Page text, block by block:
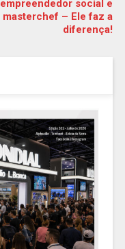
empreendedor social e
masterchef – Ele faz a
diferença!